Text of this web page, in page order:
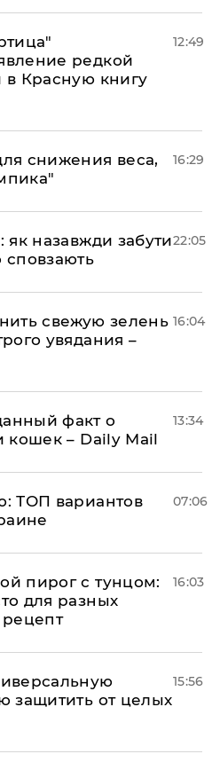
редкой
в Красную книгу
12:49
снижения веса,
16:29
назавжди забути22:05
свежую зелень
увядания –
16:04
факт о
кошек – Daily Mail
13:34
ТОП вариантов
07:06
пирог с тунцом:
для разных
16:03
защитить от целых
15:56